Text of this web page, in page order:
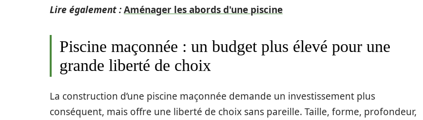
Lire également :Aménager les abords d'une piscine
Piscine maçonnée : un budget plus élevé pour une
grande liberté de choix
La construction d’une piscine maçonnée demande un investissement plus
conséquent, mais offre une liberté de choix sans pareille. Taille, forme, profondeur,